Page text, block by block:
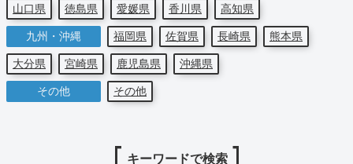
山口県
徳島県 愛媛県 香川県
高知県
九州・沖縄
福岡県 佐賀県 長崎県
熊本県
大分県
宮崎県 鹿児島県
沖縄県
その他
その他
キーワードで検索